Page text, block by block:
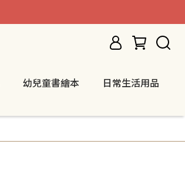
幼兒童書繪本
日常生活用品